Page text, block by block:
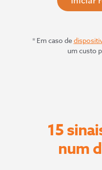
* Em caso de
um custo
15
num